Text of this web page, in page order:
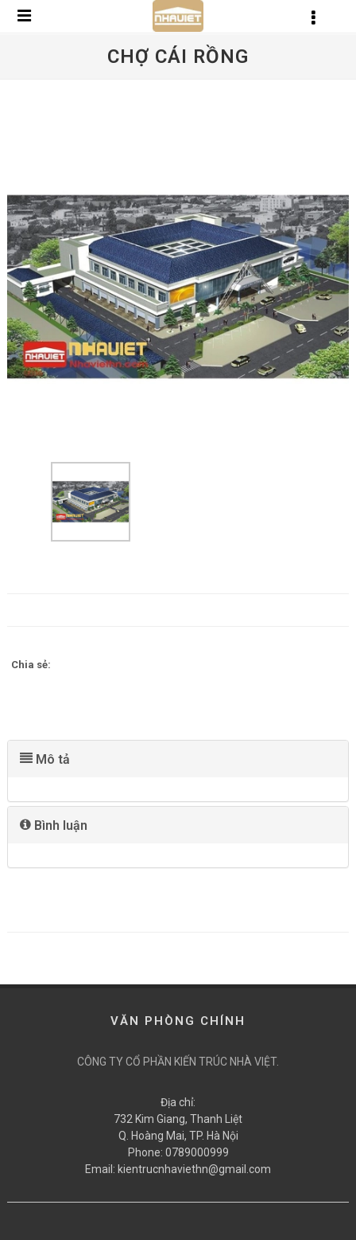
CHỢ CÁI RỒNG
Chia sẻ:
Mô tả
Bình luận
VĂN PHÒNG CHÍNH
CÔNG TY CỔ PHẦN KIẾN TRÚC NHÀ VIỆT.
Địa chỉ:
732 Kim Giang, Thanh Liệt
Q. Hoàng Mai, TP. Hà Nội
Phone: 0789000999
Email: kientrucnhaviethn@gmail.com